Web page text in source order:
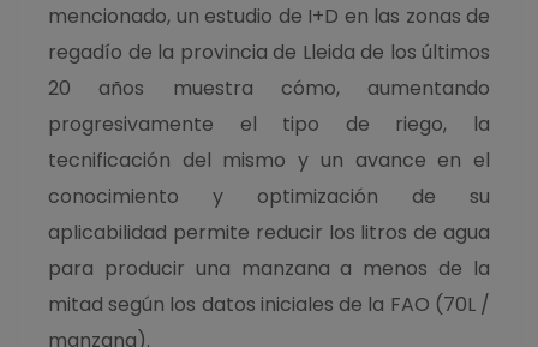
mencionado, un estudio de I+D en las zonas de
regadío de la provincia de Lleida de los últimos
20 años muestra cómo, aumentando
progresivamente el tipo de riego, la
tecnificación del mismo y un avance en el
conocimiento y optimización de su
aplicabilidad permite reducir los litros de agua
para producir una manzana a menos de la
mitad según los datos iniciales de la FAO (70L /
manzana).